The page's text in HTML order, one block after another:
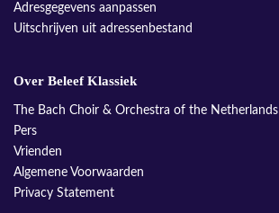
Adresgegevens aanpassen
Uitschrijven uit adressenbestand
Over Beleef Klassiek
The Bach Choir & Orchestra of the Netherlands
Pers
Vrienden
Algemene Voorwaarden
Privacy Statement